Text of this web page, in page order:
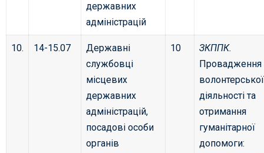
державних
адміністрацій
10. 14-15.07
Державні
службовці
місцевих
державних
адміністрацій,
посадові особи
органів
10
ЗКППК.
Провадження
волонтерської
діяльності та
отримання
гуманітарної
допомоги: